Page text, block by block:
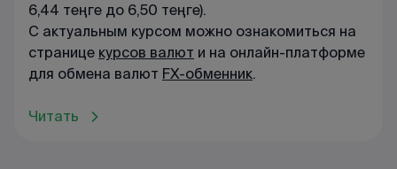
6,44 теңге до 6,50 теңге).
С актуальным курсом можно ознакомиться на
странице курсов валют и на онлайн-платформе
для обмена валют FX-обменник.
Читать